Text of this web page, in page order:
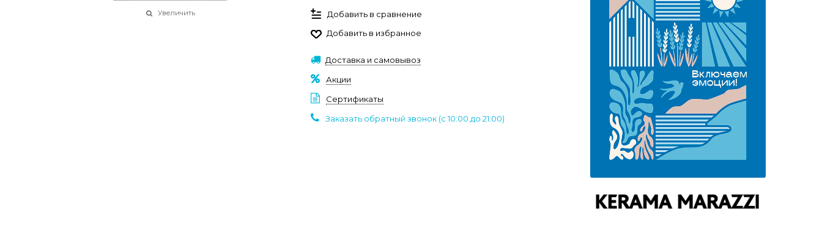
Увеличить
Добавить в сравнение
Добавить в избранное
Доставка и самовывоз
Акции
Сертификаты
Заказать обратный звонок (c 10:00 до 21:00)